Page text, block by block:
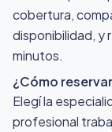
cobertura,
disponibilidad, y
minutos.
¿Cómo
Elegí la
profesional